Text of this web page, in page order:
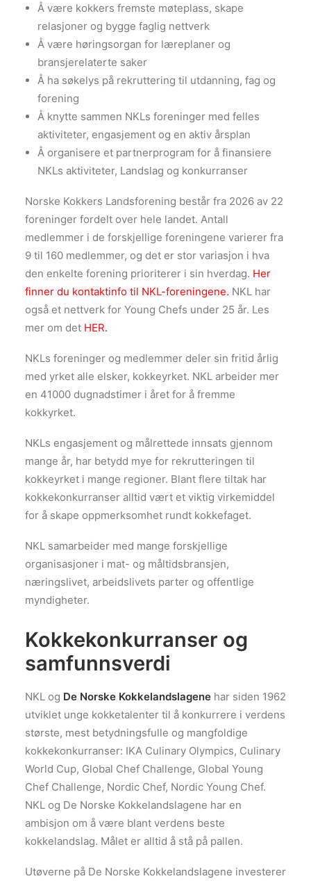
Å være kokkers fremste møteplass, skape
relasjoner og bygge faglig nettverk
Å være høringsorgan for læreplaner og
bransjerelaterte saker
Å ha søkelys på rekruttering til utdanning, fag og
forening
Å knytte sammen NKLs foreninger med felles
aktiviteter, engasjement og en aktiv årsplan
Å organisere et partnerprogram for å finansiere
NKLs aktiviteter, Landslag og konkurranser
Norske Kokkers Landsforening består fra 2026 av 22
foreninger fordelt over hele landet. Antall
medlemmer i de forskjellige foreningene varierer fra
9 til 160 medlemmer, og det er stor variasjon i hva
den enkelte forening prioriterer i sin hverdag. Her
finner du kontaktinfo til NKL-foreningene. NKL har
også et nettverk for Young Chefs under 25 år. Les
mer om det HER.
NKLs foreninger og medlemmer deler sin fritid årlig
med yrket alle elsker, kokkeyrket. NKL arbeider mer
en 41000 dugnadstimer i året for å fremme
kokkyrket.
NKLs engasjement og målrettede innsats gjennom
mange år, har betydd mye for rekrutteringen til
kokkeyrket i mange regioner. Blant flere tiltak har
kokkekonkurranser alltid vært et viktig virkemiddel
for å skape oppmerksomhet rundt kokkefaget.
NKL samarbeider med mange forskjellige
organisasjoner i mat- og måltidsbransjen,
næringslivet, arbeidslivets parter og offentlige
myndigheter.
Kokkekonkurranser og
samfunnsverdi
NKL og De Norske Kokkelandslagene har siden 1962
utviklet unge kokketalenter til å konkurrere i verdens
største, mest betydningsfulle og mangfoldige
kokkekonkurranser: IKA Culinary Olympics, Culinary
World Cup, Global Chef Challenge, Global Young
Chef Challenge, Nordic Chef, Nordic Young Chef.
NKL og De Norske Kokkelandslagene har en
ambisjon om å være blant verdens beste
kokkelandslag. Målet er alltid å stå på pallen.
Utøverne på De Norske Kokkelandslagene investerer